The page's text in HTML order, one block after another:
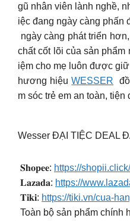
gũ nhân viên lành nghề,
iệc đang ngày càng phấn
ngày càng phát triển
chất cốt lõi của sản phẩm
iệm cho mẹ luôn được
hương hiệuWESSER
m sóc trẻ em an toàn, tiện
Wesser ĐẠI TIỆC DEAL
️ 𝐒𝐡𝐨𝐩𝐞𝐞: https://
️ 𝐋𝐚𝐳𝐚𝐝𝐚: https://
️ 𝐓𝐢𝐤𝐢: https://tiki.vn/cua-
Toàn bộ sản phẩm chính